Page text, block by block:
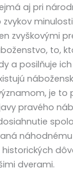
aj pri
zvykov
zvyškovými
to,
a posilňuje
je to
pravého
historických
dverami.